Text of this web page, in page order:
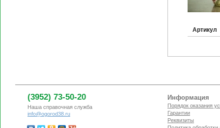
Артикул
(3952) 73-50-20
Наша справочная служба
info@ogorod38.ru
Информация
Порядок оказания
Гарантии
Реквизиты